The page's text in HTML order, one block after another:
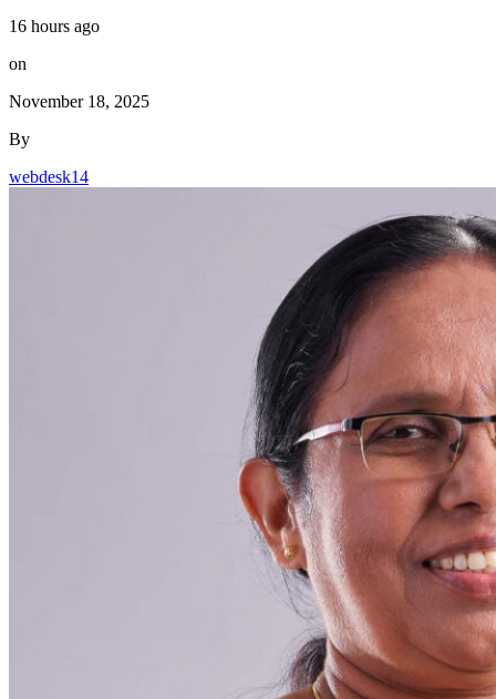
16 hours ago
on
November 18, 2025
By
webdesk14